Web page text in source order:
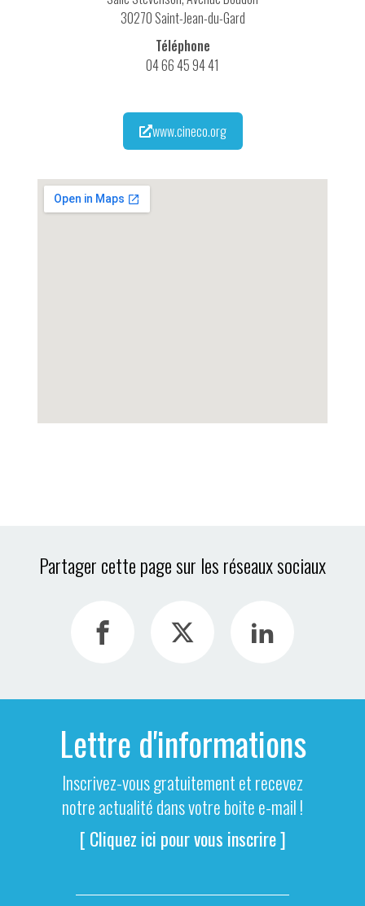
30270 Saint-Jean-du-Gard
Téléphone
04 66 45 94 41
www.cineco.org
Partager cette page sur les réseaux sociaux
Lettre d'informations
Inscrivez-vous gratuitement et recevez
notre actualité dans votre boite e-mail !
[ Cliquez ici pour vous inscrire ]